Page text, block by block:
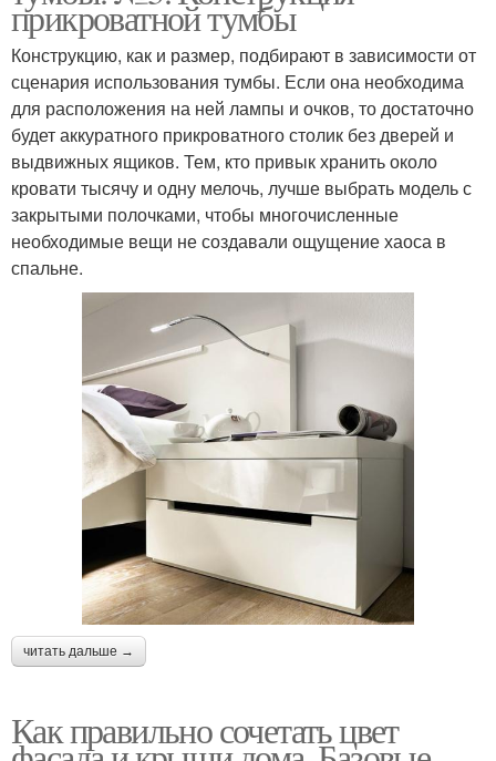
прикроватной тумбы
Конструкцию, как и размер, подбирают в зависимости от
сценария использования тумбы. Если она необходима
для расположения на ней лампы и очков, то достаточно
будет аккуратного прикроватного столик без дверей и
выдвижных ящиков. Тем, кто привык хранить около
кровати тысячу и одну мелочь, лучше выбрать модель с
закрытыми полочками, чтобы многочисленные
необходимые вещи не создавали ощущение хаоса в
спальне.
читать дальше →
Как правильно сочетать цвет